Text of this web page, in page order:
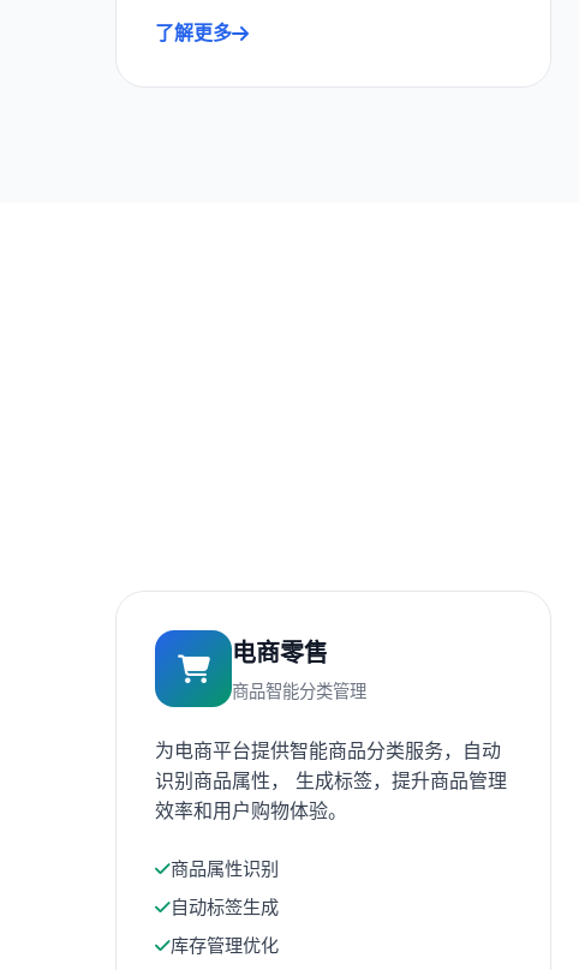
了解更多
电商零售
商品智能分类管理
为电商平台提供智能商品分类服务，自动
识别商品属性， 生成标签，提升商品管理
效率和用户购物体验。
商品属性识别
自动标签生成
库存管理优化